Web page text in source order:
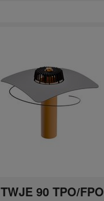
TWJE 90 TPO/FPO